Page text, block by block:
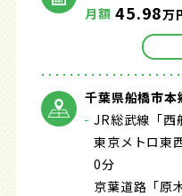
月額 45.98万
千葉県船橋市
JR総武線「西
東京メトロ東
0分
京葉道路「原